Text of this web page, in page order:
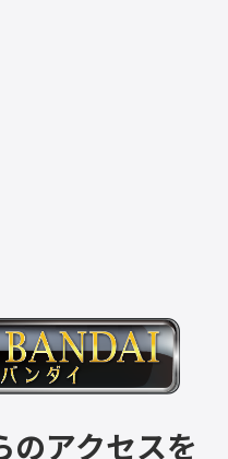
のアクセスを